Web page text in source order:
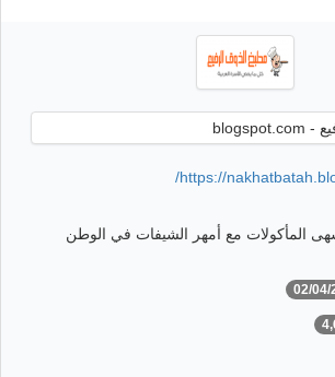
https://
المأكولات مع أمهر الشيفات في الوطن
02/04/